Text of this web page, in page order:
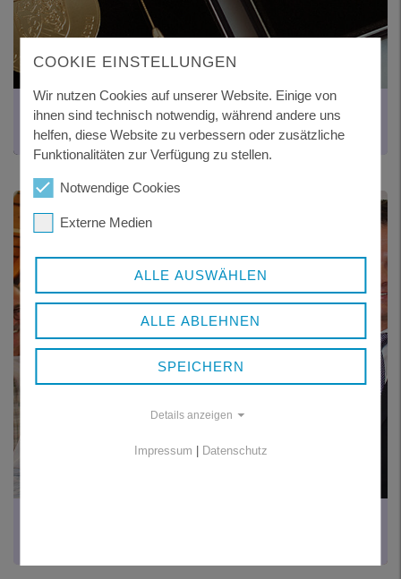
FRANZ SCHUMERTL MEDAILLE
des Landkreises Freyung-Grafenau
COOKIE EINSTELLUNGEN
Wir nutzen Cookies auf unserer Website. Einige von
ihnen sind technisch notwendig, während andere uns
helfen, diese Website zu verbessern oder zusätzliche
Funktionalitäten zur Verfügung zu stellen.
Notwendige Cookies
Externe Medien
ALLE AUSWÄHLEN
ALLE ABLEHNEN
SPEICHERN
Details anzeigen
Impressum | Datenschutz